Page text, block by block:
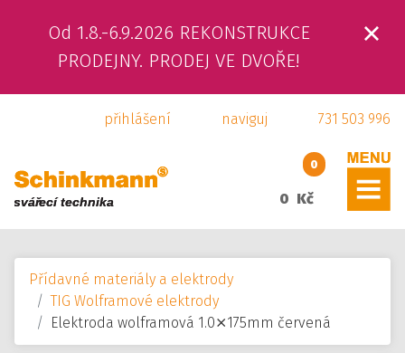
Od 1.8.-6.9.2026 REKONSTRUKCE
PRODEJNY. PRODEJ VE DVOŘE!
731 503 996
naviguj
přihlášení
0
0 Kč
ÚVOD
KAMENNÁ PRODEJNA
KONTAKTY
Přídavné materiály a elektrody
TIG Wolframové elektrody
Elektroda wolframová 1.0⨯175mm červená